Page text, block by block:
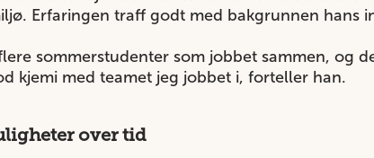
Erfaringen traff godt med bakgrunnen hans
sommerstudenter som jobbet sammen, og
kjemi med teamet jeg jobbet i, forteller han.
over tid